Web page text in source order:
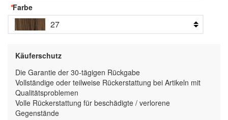
*Farbe
27
Käuferschutz
Die Garantie der 30-tägigen Rückgabe
Vollständige oder teilweise Rückerstattung bei Artikeln mit
Qualitätsproblemen
Volle Rückerstattung für beschädigte / verlorene
Gegenstände